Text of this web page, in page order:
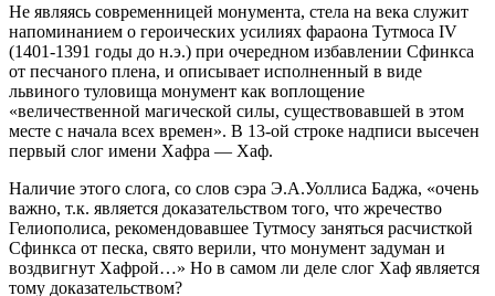
Не являясь современницей монумента, стела на века служит
напоминанием о героических усилиях фараона Тутмоса IV
(1401-1391 годы до н.э.) при очередном избавлении Сфинкса
от песчаного плена, и описывает исполненный в виде
львиного туловища монумент как воплощение
«величественной магической силы, существовавшей в этом
месте с начала всех времен». В 13-ой строке надписи высечен
первый слог имени Хафра — Хаф.
Наличие этого слога, со слов сэра Э.А.Уоллиса Баджа, «очень
важно, т.к. является доказательством того, что жречество
Гелиополиса, рекомендовавшее Тутмосу заняться расчисткой
Сфинкса от песка, свято верили, что монумент задуман и
воздвигнут Хафрой…» Но в самом ли деле слог Хаф является
тому доказательством?